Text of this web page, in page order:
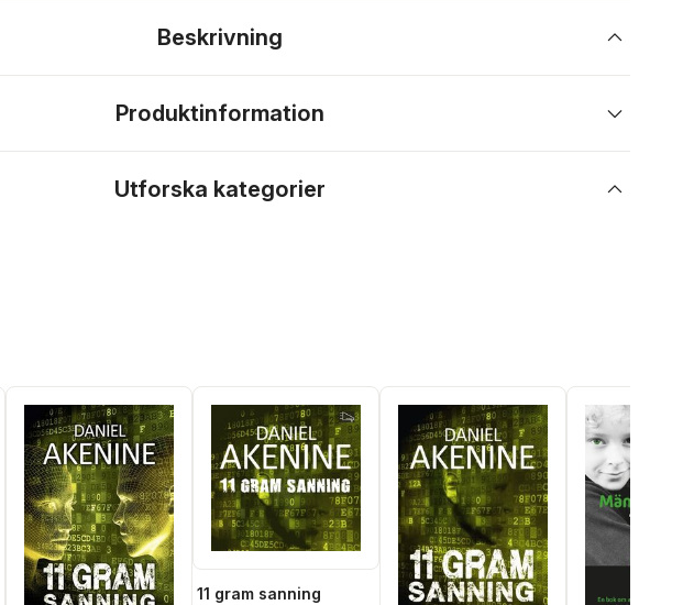
Beskrivning
Produktinformation
Utforska kategorier
11 gram sanning